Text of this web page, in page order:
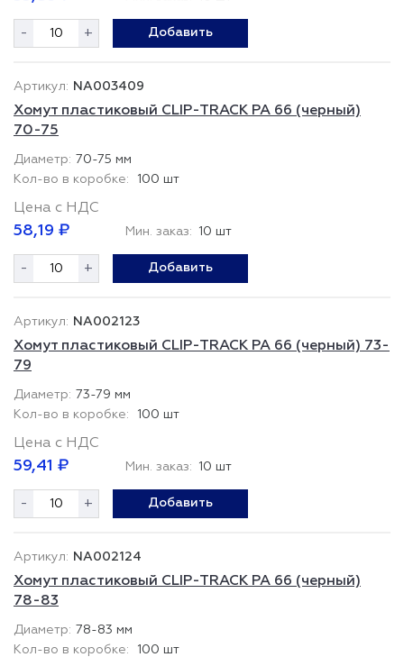
- + Добавить
NA003409
Хомут пластиковый CLIP-TRACK PA 66 (черный)
70-75
70-75 мм
100 шт
Цена с НДС
58,19 ₽ Мин. заказ: 10 шт
- + Добавить
NA002123
Хомут пластиковый CLIP-TRACK PA 66 (черный) 73-
79
73-79 мм
100 шт
Цена с НДС
59,41 ₽ Мин. заказ: 10 шт
- + Добавить
NA002124
Хомут пластиковый CLIP-TRACK PA 66 (черный)
78-83
78-83 мм
100 шт